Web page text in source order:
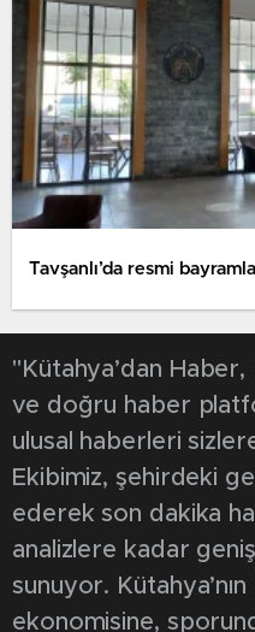
Tavşanlı’da resmi
"Kütahya’dan Haber,
ve doğru haber
ulusal haberleri
Ekibimiz, şehirdeki
ederek son dakika
analizlere kadar
sunuyor.
ekonomisine,